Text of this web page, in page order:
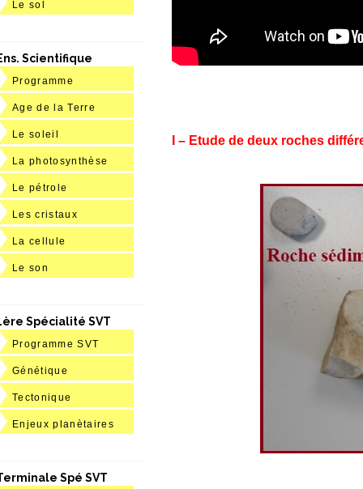
I – Etude de deux roches
Le sol
Scientifique
Programme
Age de la Terre
Le soleil
La photosynthèse
Le pétrole
Les cristaux
La cellule
Le son
Spécialité SVT
Programme SVT
Génétique
Tectonique
Enjeux planètaires
Spé SVT